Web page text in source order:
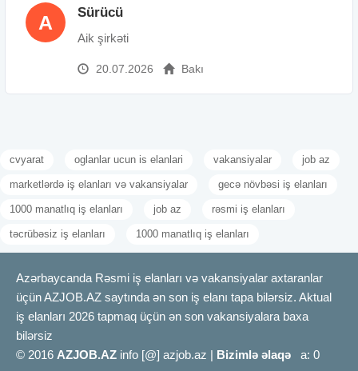
A Sürücü
Aik şirkəti
20.07.2026 Bakı
cvyarat oglanlar ucun is elanlari vakansiyalar job az
marketlərdə iş elanları və vakansiyalar gecə növbəsi iş elanları
1000 manatlıq iş elanları job az rəsmi iş elanları
təcrübəsiz iş elanları 1000 manatlıq iş elanları
Azərbaycanda Rəsmi iş elanları və vakansiyalar axtaranlar
üçün AZJOB.AZ saytında ən son iş elanı tapa bilərsiz. Aktual
iş elanları 2026 tapmaq üçün ən son vakansiyalara baxa
bilərsiz
© 2016 AZJOB.AZ info [@] azjob.az | Bizimlə əlaqə a: 0